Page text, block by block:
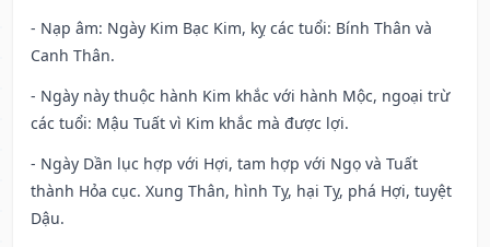
- Nạp âm: Ngày Kim Bạc Kim, kỵ các tuổi: Bính Thân và
Canh Thân.
- Ngày này thuộc hành Kim khắc với hành Mộc, ngoại trừ
các tuổi: Mậu Tuất vì Kim khắc mà được lợi.
- Ngày Dần lục hợp với Hợi, tam hợp với Ngọ và Tuất
thành Hỏa cục. Xung Thân, hình Tỵ, hại Tỵ, phá Hợi, tuyệt
Dậu.